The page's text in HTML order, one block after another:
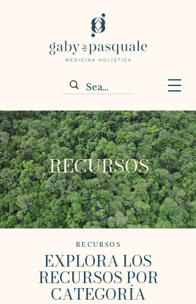
RECURSOS
RECURSOS
EXPLORA LOS
RECURSOS POR
CATEGORÍA